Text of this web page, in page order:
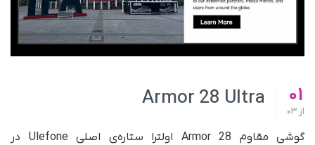
01
از
Armor 28 Ultra
گوشی مقاوم Armor 28 اولترا ستاره‌ی اصلی Ulefone در